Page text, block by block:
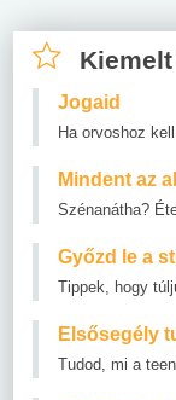
Jogaid
Ha orvoshoz
Mindent az
Szénanátha?
Győzd le a
Tippek, hogy
Elsősegély
Tudod, mi a